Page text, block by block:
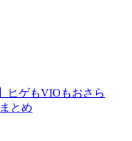
ヒゲもVIOもおさら
とめ